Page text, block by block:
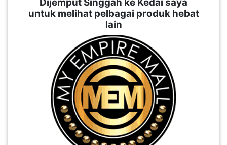
Dijemput Singgah ke Kedai saya
untuk melihat pelbagai produk hebat
lain